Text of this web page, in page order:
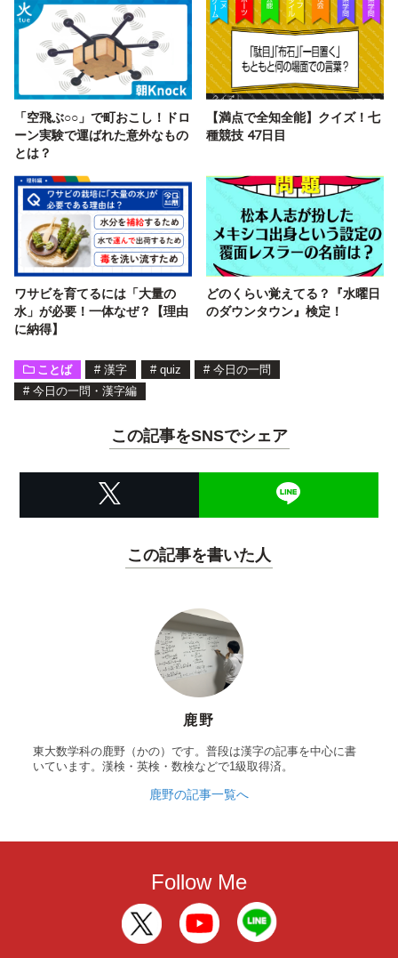
「空飛ぶ○○」で町おこし！ドロ
ーン実験で運ばれた意外なもの
とは？
【満点で全知全能】クイズ！七
種競技 47日目
ワサビを育てるには「大量の
水」が必要！一体なぜ？【理由
に納得】
どのくらい覚えてる？『水曜日
のダウンタウン』検定！
ことば # 漢字 # quiz # 今日の一問
# 今日の一問・漢字編
この記事をSNSでシェア
この記事を書いた人
鹿野
東大数学科の鹿野（かの）です。普段は漢字の記事を中心に書
いています。漢検・英検・数検などで1級取得済。
鹿野の記事一覧へ
Follow Me